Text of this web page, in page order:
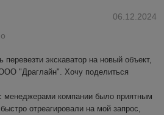
06.12.2024
экскаватор на новый объект,
"Драглайн". Хочу поделиться
менеджерами компании было приятным
отреагировали на мой запрос,